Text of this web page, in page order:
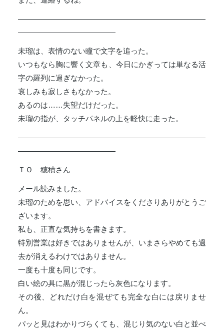
―――――――――――――――――――――――――
―――――――――――――
未瑠は、表情のない瞳で文字を追った。
いつもなら胸に響く文章も、今日にかぎっては単なる活
字の羅列に過ぎなかった。
哀しみも寂しさもなかった。
あるのは……失望だけだった。
未瑠の指が、タッチパネルの上を軽快に走った。
―――――――――――――――――――――――――
―――――――――――――
ＴＯ 穂積さん
メール読みました。
未瑠のためを思い、アドバイスをくださりありがとうご
ざいます。
私も、正直な気持ちを書きます。
特別営業は好きではありませんが、いまさらやめても過
去が消えるわけではありません。
一度も十度も同じです。
白い絵の具に黒が混じったら灰色になります。
その後、どれだけ白を混ぜても完全な白には戻りませ
ん。
パッと見はわかりづらくても、混じり気のない白と並べ